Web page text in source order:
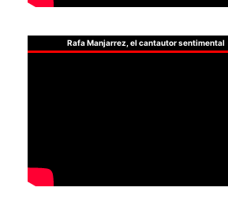
Rafa Manjarrez, el cantautor sentimental